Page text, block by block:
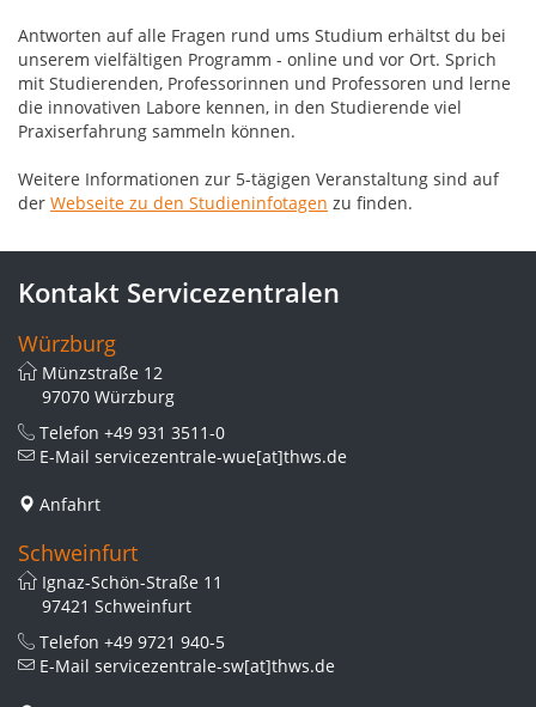
Antworten auf alle Fragen rund ums Studium erhältst du bei
unserem vielfältigen Programm - online und vor Ort. Sprich
mit Studierenden, Professorinnen und Professoren und lerne
die innovativen Labore kennen, in den Studierende viel
Praxiserfahrung sammeln können.
Weitere Informationen zur 5-tägigen Veranstaltung sind auf
der Webseite zu den Studieninfotagen zu finden.
Kontakt Servicezentralen
Würzburg
Münzstraße 12
97070 Würzburg
Telefon +49 931 3511-0
E-Mail servicezentrale-wue[at]thws.de
Anfahrt
Schweinfurt
Ignaz-Schön-Straße 11
97421 Schweinfurt
Telefon +49 9721 940-5
E-Mail servicezentrale-sw[at]thws.de